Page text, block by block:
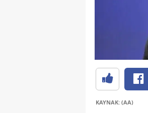
KAYNAK: (AA)